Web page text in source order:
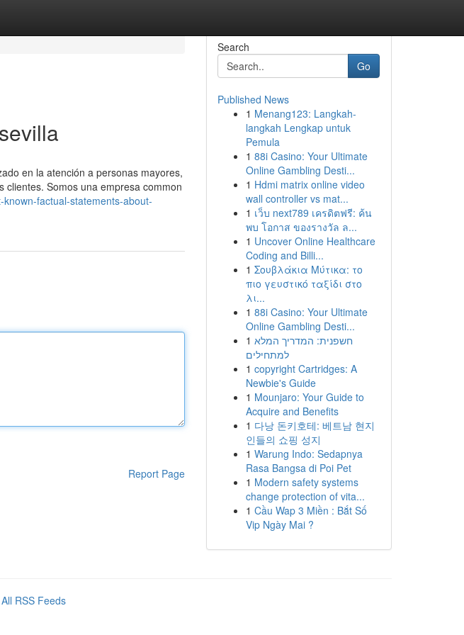
en la atención a personas mayores,
Somos una empresa common
factual-statements-about-
Report Page
Search
Go
Published News
1 Menang123: Langkah-
langkah Lengkap untuk
Pemula
1 88i Casino: Your Ultimate
Online Gambling Desti...
1 Hdmi matrix online video
wall controller vs mat...
1 เว็บ next789 เครดิตฟรี: ค้น
พบ โอกาส ของรางวัล ล...
1 Uncover Online Healthcare
Coding and Billi...
1 Σουβλάκια Μύτικα: το
πιο γευστικό ταξίδι στο
λι...
1 88i Casino: Your Ultimate
Online Gambling Desti...
1 חשפנית: המדריך המלא
למתחילים
1 copyright Cartridges: A
Newbie's Guide
1 Mounjaro: Your Guide to
Acquire and Benefits
1 다낭 돈키호테: 베트남 현지
인들의 쇼핑 성지
1 Warung Indo: Sedapnya
Rasa Bangsa di Poi Pet
1 Modern safety systems
change protection of vita...
1 Cầu Wap 3 Miền : Bắt Số
Vip Ngày Mai ?
All RSS Feeds